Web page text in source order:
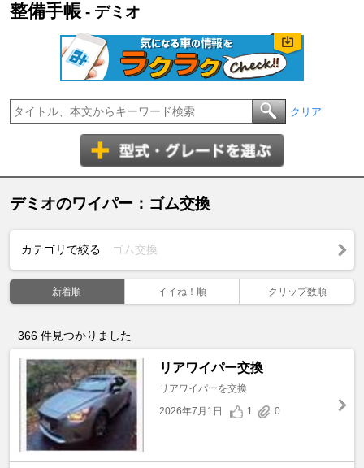
整備手帳 - デミオ
クリア
デミオのワイパー：ゴム交換
カテゴリで絞る ゴム交換
新着順 イイね！順 クリップ数順
366 件見つかりました
リアワイパー交換
リアワイパーを交換
2026年7月1日
1 0